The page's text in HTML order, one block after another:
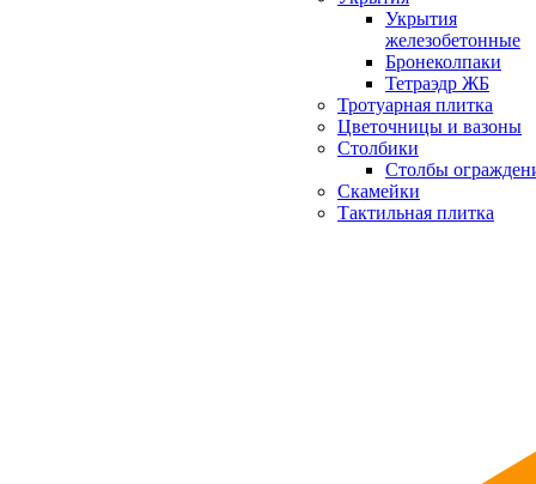
Укрытия
железобетонные
Бронеколпаки
Тетраэдр ЖБ
Тротуарная плитка
Цветочницы и вазоны
Столбики
Столбы
Скамейки
Тактильная плитка